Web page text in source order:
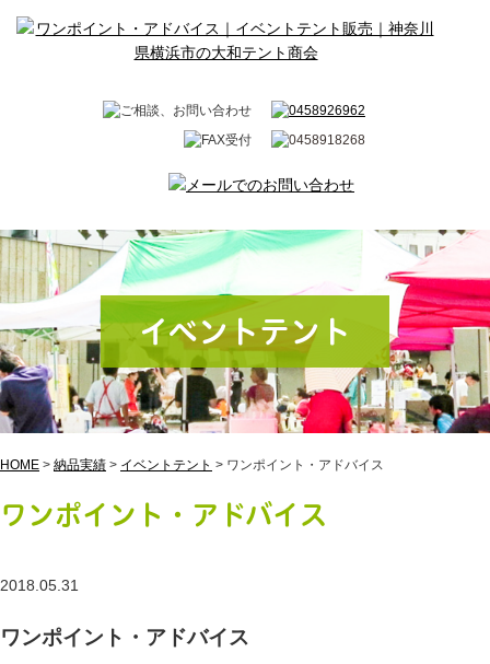
イベントテント
HOME > 納品実績 > イベントテント > ワンポイント・アドバイス
ワンポイント・アドバイス
2018.05.31
ワンポイント・アドバイス